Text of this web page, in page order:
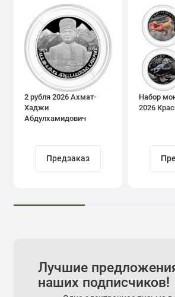
2 рубля 2026 Ахмат-
Хаджи
Абдулхамидович
Предзаказ
Набор
2026
Лучшие
наших подписчиков!